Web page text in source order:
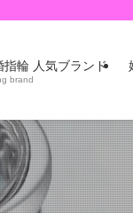
指輪 人気ブランド
brand